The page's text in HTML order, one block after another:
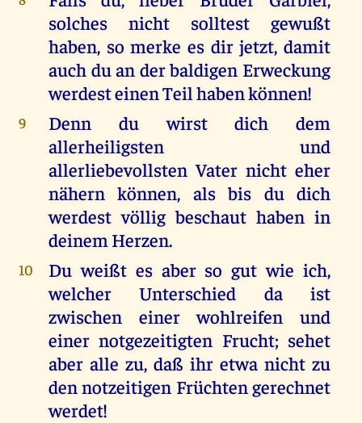
solches nicht solltest gewußt
haben, so merke es dir jetzt, damit
auch du an der baldigen Erweckung
werdest einen Teil haben können!
9
Denn du wirst dich dem
allerheiligsten und
allerliebevollsten Vater nicht eher
nähern können, als bis du dich
werdest völlig beschaut haben in
deinem Herzen.
10
Du weißt es aber so gut wie ich,
welcher Unterschied da ist
zwischen einer wohlreifen und
einer notgezeitigten Frucht; sehet
aber alle zu, daß ihr etwa nicht zu
den notzeitigen Früchten gerechnet
werdet!